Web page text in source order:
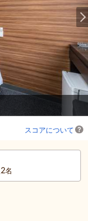
スコアについて
2名